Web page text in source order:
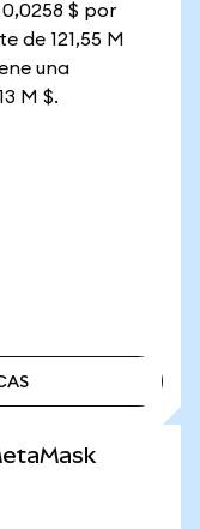
0,0258 $ por
de 121,55 M
una
M $.